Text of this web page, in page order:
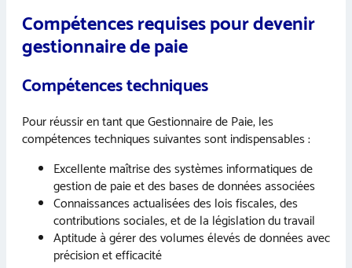
Compétences requises pour devenir
gestionnaire de paie
Compétences techniques
Pour réussir en tant que Gestionnaire de Paie, les
compétences techniques suivantes sont indispensables :
Excellente maîtrise des systèmes informatiques de
gestion de paie et des bases de données associées
Connaissances actualisées des lois fiscales, des
contributions sociales, et de la législation du travail
Aptitude à gérer des volumes élevés de données avec
précision et efficacité